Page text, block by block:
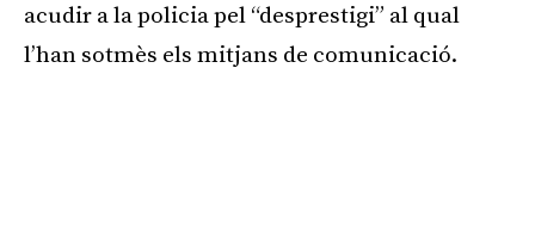
acudir a la policia pel “desprestigi” al qual
l’han sotmès els mitjans de comunicació.